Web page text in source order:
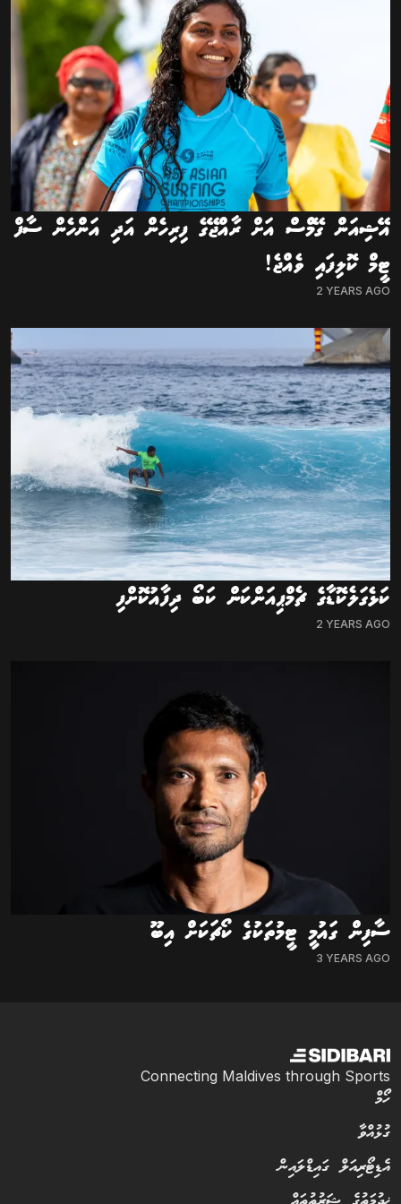
އޭޝިއަން ގޭމްސް އަށް ރާއްޖޭގެ ފިރިހެން އަދި އަންހެން ސާފް
ޓީމް ކޮލިފައި ވެއްޖެ!
2 YEARS AGO
ކަޅެގަލެކޮޑާގެ ޗެމްޕިއަންކަން ކަބޯ ދިފާއުކޮށްފި
2 YEARS AGO
ސާފިން ގައުމީ ޓީމުތަކުގެ ކޯޗަކަށް އިބޫ
3 YEARS AGO
Connecting Maldives through Sports
ހޯމް
ގުޅުއްވާ
އެޑިޓޯރިއަލް ގައިޑްލައިން